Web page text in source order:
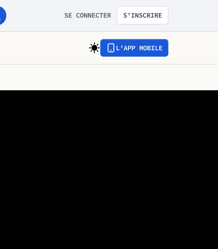
SE CONNECTER S'INSCRIRE
L'APP MOBILE